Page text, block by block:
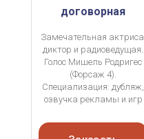
договорная
Замечательная актриса,
диктор и радиоведущая.
Голос Мишель Родригес
(Форсаж 4).
Специализация: дубляж,
озвучка рекламы и игр